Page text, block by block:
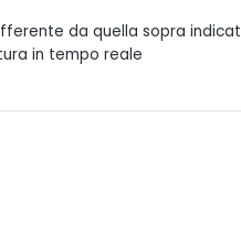
da quella sopra
in tempo reale